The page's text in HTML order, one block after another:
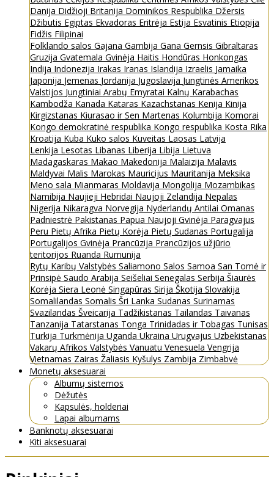
Danija Didžioji Britanija Dominikos Respublika Džersis
Džibutis Egiptas Ekvadoras Eritrėja Estija Esvatinis Etiopija
Fidžis Filipinai
Folklando salos Gajana Gambija Gana Gernsis Gibraltaras
Gruzija Gvatemala Gvinėja Haitis Hondūras Honkongas
Indija Indonezija Irakas Iranas Islandija Izraelis Jamaika
Japonija Jemenas Jordanija Jugoslavija Jungtinės Amerikos
Valstijos Jungtiniai Arabų Emyratai Kalnų Karabachas
Kambodža Kanada Kataras Kazachstanas Kenija Kinija
Kirgizstanas Kiurasao ir Sen Martenas Kolumbija Komorai
Kongo demokratinė respublika Kongo respublika Kosta Rika
Kroatija Kuba Kuko salos Kuveitas Laosas Latvija
Lenkija Lesotas Libanas Liberija Libija Lietuva
Madagaskaras Makao Makedonija Malaizija Malavis
Maldyvai Malis Marokas Mauricijus Mauritanija Meksika
Meno sala Mianmaras Moldavija Mongolija Mozambikas
Namibija Naujieji Hebridai Naujoji Zelandija Nepalas
Nigerija Nikaragva Norvegija Nyderlandų Antilai Omanas
Padniestrė Pakistanas Papua Naujoji Gvinėja Paragvajus
Peru Pietų Afrika Pietų Korėja Pietų Sudanas Portugalija
Portugalijos Gvinėja Prancūzija Prancūzijos užjūrio
teritorijos Ruanda Rumunija
Rytų Karibų Valstybės Saliamono Salos Samoa San Tomė ir
Prinsipė Saudo Arabija Seišeliai Senegalas Serbija Šiaurės
Korėja Siera Leonė Singapūras Sirija Škotija Slovakija
Somalilandas Somalis Šri Lanka Sudanas Surinamas
Svazilandas Šveicarija Tadžikistanas Tailandas Taivanas
Tanzanija Tatarstanas Tonga Trinidadas ir Tobagas Tunisas
Turkija Turkmėnija Uganda Ukraina Urugvajus Uzbekistanas
Vakarų Afrikos Valstybės Vanuatu Venesuela Vengrija
Vietnamas Zairas Žaliasis Kyšulys Zambija Zimbabvė
Monetų aksesuarai
Albumų sistemos
Dėžutės
Kapsulės, holderiai
Lapai albumams
Banknotų aksesuarai
Kiti aksesuarai